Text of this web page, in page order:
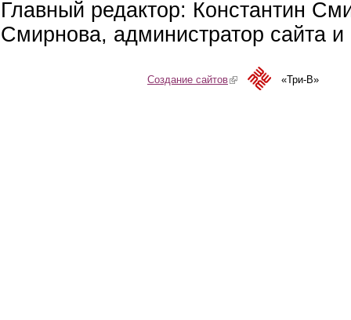
Главный редактор: Константин
Смирнова, администратор сайта
Создание сайтов(link is external)«Три-В»